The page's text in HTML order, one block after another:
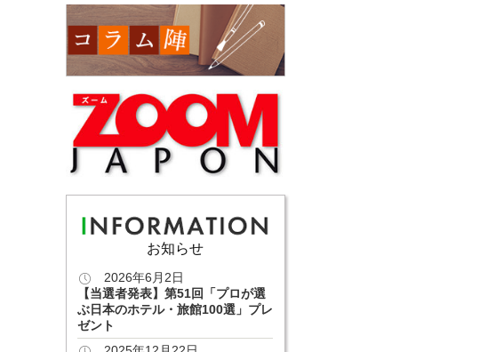
お知らせ
2026年6月2日
【当選者発表】第51回「プロが選
ぶ日本のホテル・旅館100選」プレ
ゼント